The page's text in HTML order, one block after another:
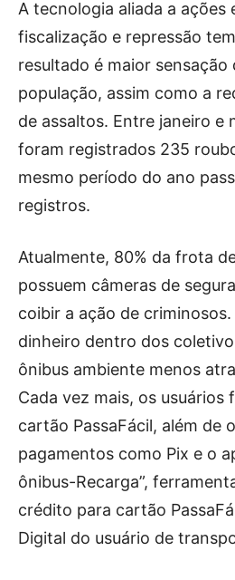
A tecnologia aliada a ações
fiscalização e repressão
resultado é maior sensação
população, assim como a
de assaltos. Entre janeiro e
foram registrados 235
mesmo período do ano
registros.
Atualmente, 80% da frota
possuem câmeras de
coibir a ação de
dinheiro dentro dos
ônibus ambiente menos
Cada vez mais, os usuários
cartão PassaFácil, além de
pagamentos como Pix e o
ônibus-Recarga”,
crédito para cartão
Digital do usuário de